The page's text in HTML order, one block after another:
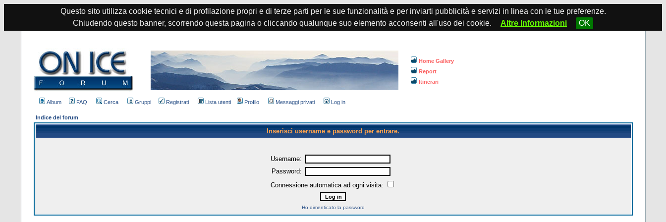
Questo sito utilizza cookie tecnici e di profilazione propri e di terze parti per le sue funzionalità e per inviarti pubblicità e servizi in linea con le tue preferenze.
Chiudendo questo banner, scorrendo questa pagina o cliccando qualunque suo elemento acconsenti all'uso dei cookie.
Altre Informazioni OK
Home Gallery
Report
Itinerari
Album FAQ Cerca Gruppi Registrati Lista utenti Profilo Messaggi privati Log in
Indice del forum
Inserisci username e password per entrare.
Username:
Password:
Connessione automatica ad ogni visita:
Ho dimenticato la password